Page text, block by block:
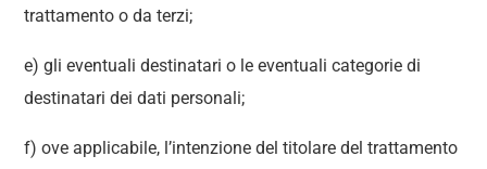
trattamento o da terzi;
e) gli eventuali destinatari o le eventuali categorie di
destinatari dei dati personali;
f) ove applicabile, l’intenzione del titolare del trattamento